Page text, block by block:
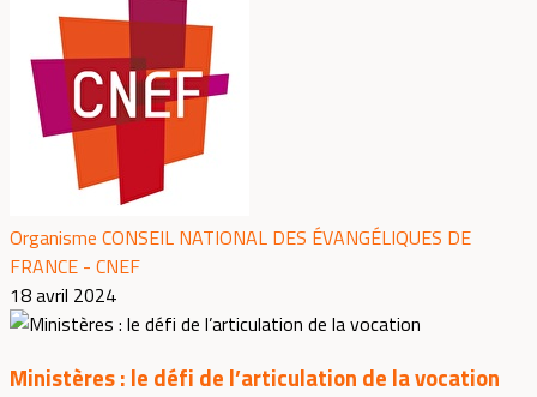
Organisme CONSEIL NATIONAL DES ÉVANGÉLIQUES DE
FRANCE - CNEF
18 avril 2024
Ministères : le défi de l’articulation de la vocation